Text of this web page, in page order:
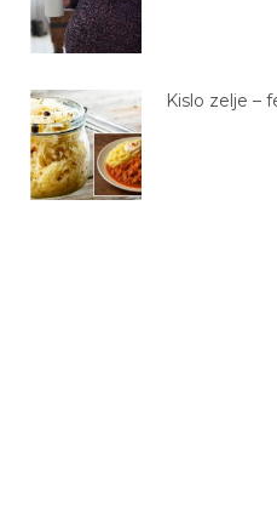
Kislo zelje –